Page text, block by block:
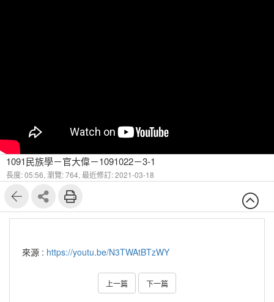
1091民族學－官大偉－1091022－3-1
長度: 05:56, 瀏覽: 764, 最近修訂: 2021-03-18
來源 : https://youtu.be/N3TWAtBTzWY
上一篇 下一篇